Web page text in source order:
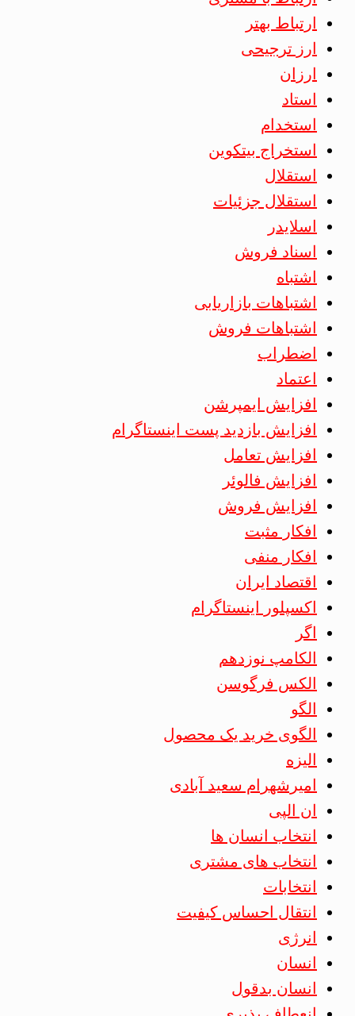
ارتباط بهتر
ارز ترجیحی
ارزان
استاد
استخدام
استخراج بیتکوین
استقلال
استقلال جزئیات
اسلایدر
اسناد فروش
اشتباه
اشتباهات بازاریابی
اشتباهات فروش
اضطراب
اعتماد
افزایش ایمپرشن
افزایش بازدید پست اینستاگرام
افزایش تعامل
افزایش فالوئر
افزایش فروش
افکار مثبت
افکار منفی
اقتصاد ایران
اکسپلور اینستاگرام
اگر
الکامپ نوزدهم
الکس فرگوسن
الگو
الگوی خرید یک محصول
الیزه
امیرشهرام سعید آبادی
ان الپی
انتخاب انسان ها
انتخاب های مشتری
انتخابات
انتقال احساس کیفیت
انرژی
انسان
انسان بدقول